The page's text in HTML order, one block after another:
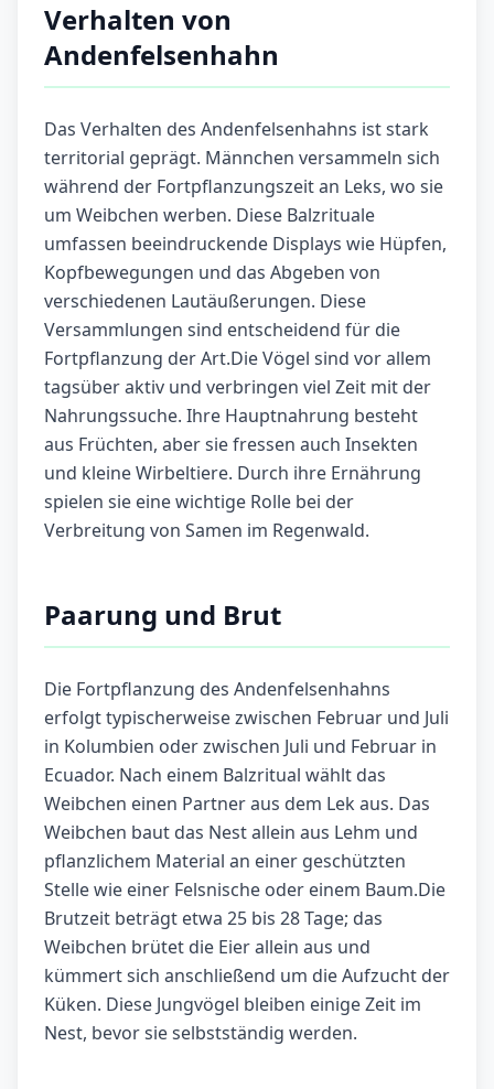
Verhalten von
Andenfelsenhahn
Das Verhalten des Andenfelsenhahns ist stark
territorial geprägt. Männchen versammeln sich
während der Fortpflanzungszeit an Leks, wo sie
um Weibchen werben. Diese Balzrituale
umfassen beeindruckende Displays wie Hüpfen,
Kopfbewegungen und das Abgeben von
verschiedenen Lautäußerungen. Diese
Versammlungen sind entscheidend für die
Fortpflanzung der Art.Die Vögel sind vor allem
tagsüber aktiv und verbringen viel Zeit mit der
Nahrungssuche. Ihre Hauptnahrung besteht
aus Früchten, aber sie fressen auch Insekten
und kleine Wirbeltiere. Durch ihre Ernährung
spielen sie eine wichtige Rolle bei der
Verbreitung von Samen im Regenwald.
Paarung und Brut
Die Fortpflanzung des Andenfelsenhahns
erfolgt typischerweise zwischen Februar und Juli
in Kolumbien oder zwischen Juli und Februar in
Ecuador. Nach einem Balzritual wählt das
Weibchen einen Partner aus dem Lek aus. Das
Weibchen baut das Nest allein aus Lehm und
pflanzlichem Material an einer geschützten
Stelle wie einer Felsnische oder einem Baum.Die
Brutzeit beträgt etwa 25 bis 28 Tage; das
Weibchen brütet die Eier allein aus und
kümmert sich anschließend um die Aufzucht der
Küken. Diese Jungvögel bleiben einige Zeit im
Nest, bevor sie selbstständig werden.